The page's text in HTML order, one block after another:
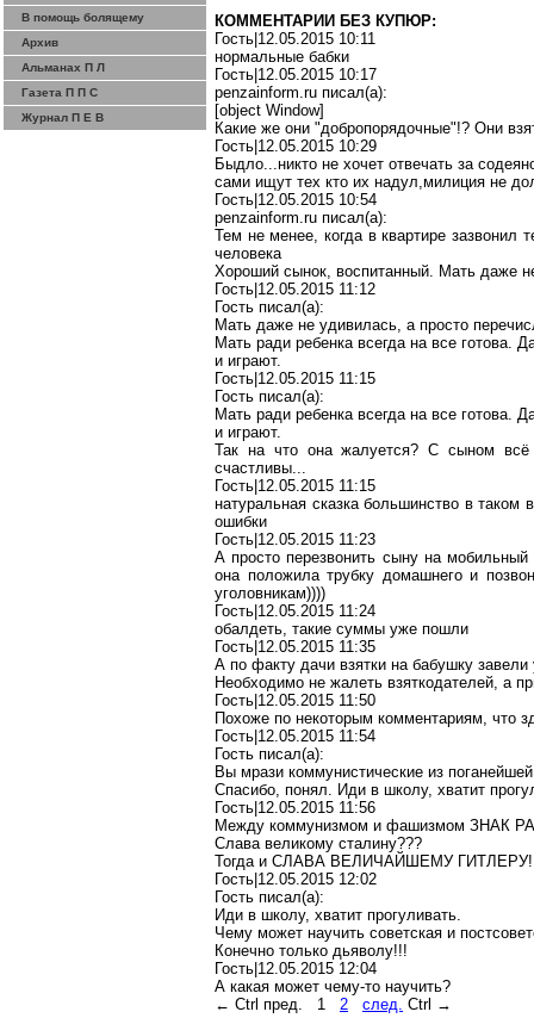
В помощь болящему
Архив
Альманах П Л
Газета П П С
Журнал П Е В
КОММЕНТАРИИ БЕЗ КУПЮР:
Гость|12.05.2015 10:11
нормальные бабки
Гость |12.05.2015 10:17
penzainform.ru писал(a):
[object Window]
Какие же они "добропорядочные"!? Они
Гость|12.05.2015 10:29
Быдло...никто не хочет отвечать за
сами ищут тех кто их надул,милиция не
Гость |12.05.2015 10:54
penzainform.ru писал(a):
Тем не менее, когда в квартире зазвонил
человека
Хороший сынок, воспитанный. Мать даже
Гость|12.05.2015 11:12
Гость писал(a):
Мать даже не удивилась, а просто
Мать ради ребенка всегда на все готова.
и играют.
Гость|12.05.2015 11:15
Гость писал(a):
Мать ради ребенка всегда на все готова.
и играют.
Так на что она жалуется? С сыном
счастливы...
Гость|12.05.2015 11:15
натуральная сказка большинство в таком
ошибки
Гость|12.05.2015 11:23
А просто перезвонить сыну на
она положила трубку домашнего и
уголовникам))))
Гость|12.05.2015 11:24
обалдеть, такие суммы уже пошли
Гость|12.05.2015 11:35
А по факту дачи взятки на бабушку
Необходимо не жалеть взяткодателей, а
Гость|12.05.2015 11:50
Похоже по некоторым комментариям, что
Гость|12.05.2015 11:54
Гость писал(a):
Вы мрази коммунистические из
Спасибо, понял. Иди в школу, хватит
Гость|12.05.2015 11:56
Между коммунизмом и фашизмом ЗНАК
Слава великому сталину???
Тогда и СЛАВА ВЕЛИЧАЙШЕМУ
Гость|12.05.2015 12:02
Гость писал(a):
Иди в школу, хватит прогуливать.
Чему может научить советская и
Конечно только дьяволу!!!
Гость|12.05.2015 12:04
А какая может чему-то научить?
← Ctrl пред.
1 2 след. Ctrl →